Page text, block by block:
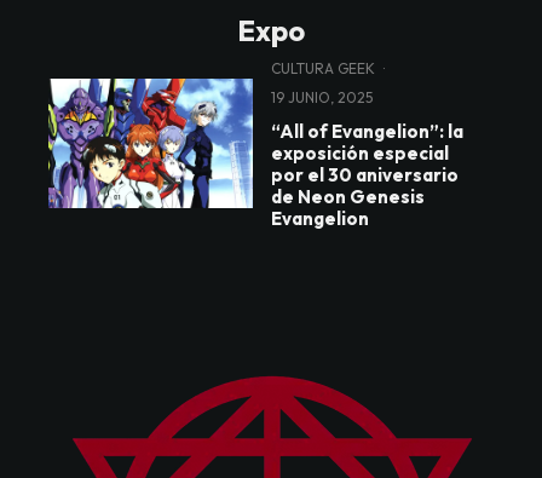
Expo
CULTURA GEEK ·
19 JUNIO, 2025
“All of Evangelion”: la
exposición especial
por el 30 aniversario
de Neon Genesis
Evangelion